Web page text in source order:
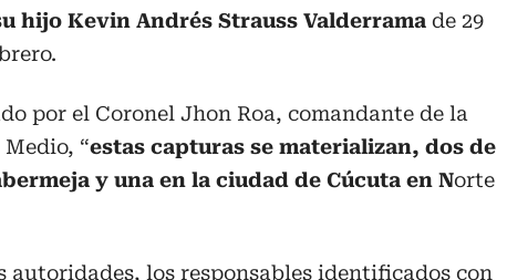
hijo Kevin Andrés Strauss Valderrama de 29
por el Coronel Jhon Roa, comandante de la
“estas capturas se materializan, dos de
y una en la ciudad de Cúcuta en Norte
autoridades, los responsables identificados con